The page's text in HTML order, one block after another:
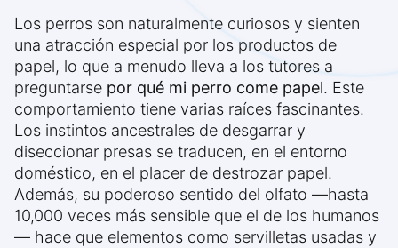
Los perros son naturalmente curiosos y sienten
una atracción especial por los productos de
papel, lo que a menudo lleva a los tutores a
preguntarse por qué mi perro come papel. Este
comportamiento tiene varias raíces fascinantes.
Los instintos ancestrales de desgarrar y
diseccionar presas se traducen, en el entorno
doméstico, en el placer de destrozar papel.
Además, su poderoso sentido del olfato —hasta
10,000 veces más sensible que el de los humanos
— hace que elementos como servilletas usadas y